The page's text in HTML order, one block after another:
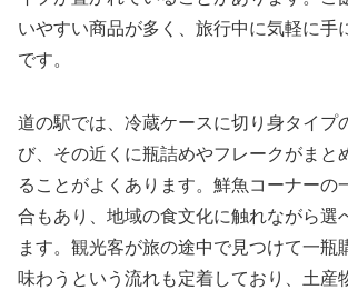
いやすい商品が多く、旅行中に気軽に手
です。
道の駅では、冷蔵ケースに切り身タイプ
び、その近くに瓶詰めやフレークがまと
ることがよくあります。鮮魚コーナーの
合もあり、地域の食文化に触れながら選
ます。観光客が旅の途中で見つけて一瓶
味わうという流れも定着しており、土産